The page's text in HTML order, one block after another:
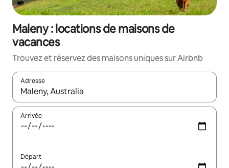
Maleny : locations de maisons de
vacances
Trouvez et réservez des maisons uniques sur Airbnb
Adresse
Lorsque les résultats s'affichent, utilisez les flèches vers le
Arrivée
Départ